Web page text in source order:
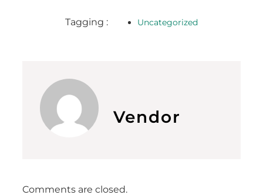
Tagging : Uncategorized
Vendor
Comments are closed.